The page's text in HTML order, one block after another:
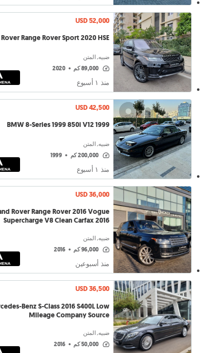
USD 52,000
Range Rover Sport 2020 HSE
ضبيه, المتن
89,000 كم •
2020
منذ ١ أسبوع
USD 42,500
BMW 8-Series 1999 850i V12 1999
ضبيه, المتن
200,000 كم •
1999
منذ ١ أسبوع
USD 36,000
Rover Range Rover 2016 Vogue
Supercharge V8 Clean Carfax 2016
ضبيه, المتن
96,000 كم •
2016
منذ أسبوعين
USD 36,500
Benz S-Class 2016 S400L Low
Mileage Company Source
ضبيه, المتن
50,000 كم •
2016